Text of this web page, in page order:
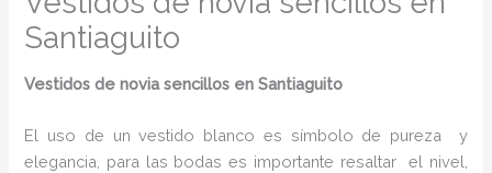
Santiaguito
Vestidos de novia sencillos en Santiaguito
El uso de un vestido blanco es símbolo de pureza y
elegancia, para las bodas es importante resaltar el nivel,